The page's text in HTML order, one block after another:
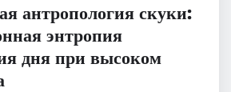
антропология скуки:
энтропия
дня при высоком